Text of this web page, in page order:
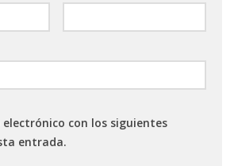
electrónico con los siguientes
entrada.